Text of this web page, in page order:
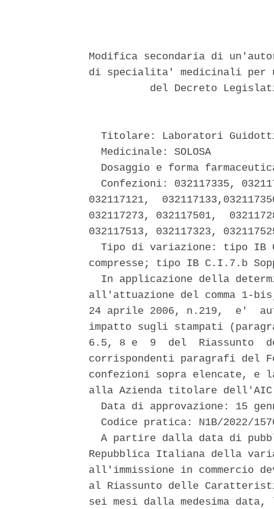
Modifica secondaria di
di specialita' medicinali per
del Decreto
Titolare: Laboratori
  Medicinale: SOLOSA
Dosaggio e forma
Confezioni: 032117335,
032117121,
032117273, 032117501,
032117513, 032117323,
Tipo di variazione: tipo IB
compresse; tipo IB C.I.7.b
In applicazione della
all'attuazione del comma 1-
24 aprile 2006, n.219,  e'
impatto sugli stampati
6.5, 8 e  9  del  Riassunto
corrispondenti paragrafi del
confezioni sopra elencate,
alla Azienda titolare
Data di approvazione: 15
Codice pratica: N1B/2022/
A partire dalla data di
Repubblica Italiana della
all'immissione in commercio
al Riassunto delle
sei mesi dalla medesima